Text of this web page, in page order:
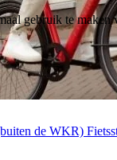
gebruik te
de WKR)